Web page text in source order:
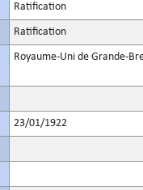
Ratification
Ratification
Royaume-Uni de Grande-
23/01/1922